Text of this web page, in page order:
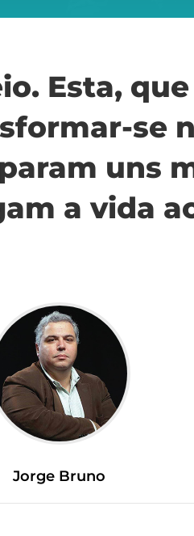
Esta,
se
uns
a vida
Jorge Bruno